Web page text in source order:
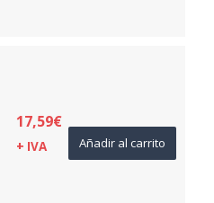
17,59€
+ IVA Añadir al carrito